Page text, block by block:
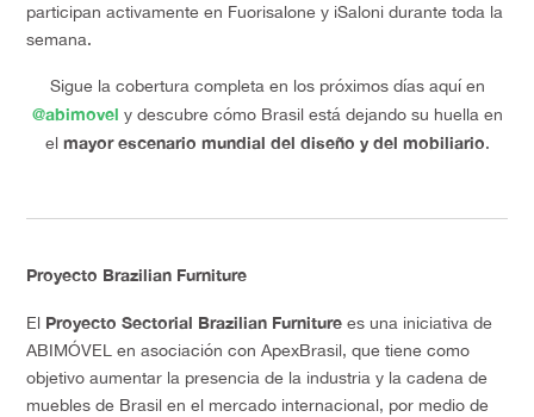
participan activamente en Fuorisalone y iSaloni durante toda la
semana.
Sigue la cobertura completa en los próximos días aquí en
@abimovel y descubre cómo Brasil está dejando su huella en
el mayor escenario mundial del diseño y del mobiliario.
Proyecto Brazilian Furniture
El Proyecto Sectorial Brazilian Furniture es una iniciativa de
ABIMÓVEL en asociación con ApexBrasil, que tiene como
objetivo aumentar la presencia de la industria y la cadena de
muebles de Brasil en el mercado internacional, por medio de